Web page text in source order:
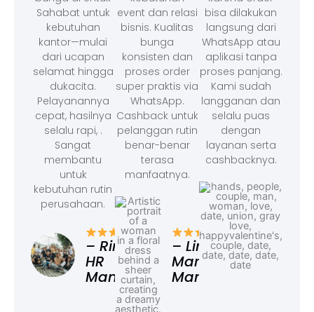
Sahabat untuk
kebutuhan
kantor—mulai
dari ucapan
selamat hingga
dukacita.
Pelayanannya
cepat, hasilnya
selalu rapi, .
Sangat
membantu
untuk
kebutuhan rutin
perusahaan.
– Rina,
HR
Manager
event dan relasi
bisnis. Kualitas
bunga
konsisten dan
proses order
super praktis via
WhatsApp.
Cashback untuk
pelanggan rutin
benar-benar
terasa
manfaatnya.
– Linda,
Marketing
Manager
bisa dilakukan
langsung dari
WhatsApp atau
aplikasi tanpa
proses panjang.
Kami sudah
langganan dan
selalu puas
dengan
layanan serta
cashbacknya.